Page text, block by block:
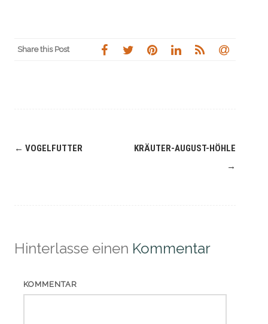
Share this Post
Navigation
← VOGELFUTTER
KRÄUTER-AUGUST-HÖHLE
→
Hinterlasse einen Kommentar
KOMMENTAR